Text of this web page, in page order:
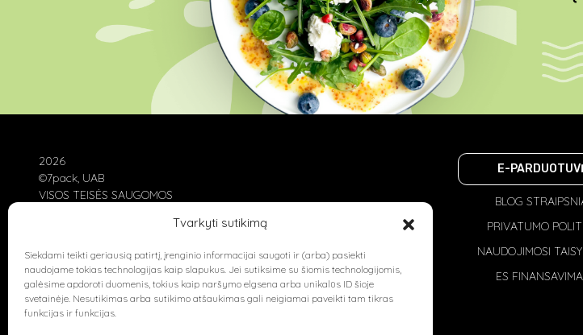
Tvarkyti sutikimą
Siekdami teikti geriausią patirtį, įrenginio informacijai saugoti ir (arba) pasiekti
naudojame tokias technologijas kaip slapukus. Jei sutiksime su šiomis technologijomis,
galėsime apdoroti duomenis, tokius kaip naršymo elgsena arba unikalūs ID šioje
svetainėje. Nesutikimas arba sutikimo atšaukimas gali neigiamai paveikti tam tikras
funkcijas ir funkcijas.
2026
©7pack, UAB
VISOS TEISĖS SAUGOMOS
E-
BLOG
PRIVATUMO
NAUDOJIMOSI
ES